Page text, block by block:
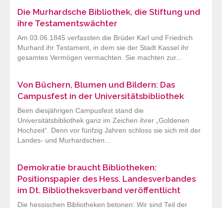
Die Murhardsche Bibliothek, die Stiftung und
ihre Testamentswächter
Am 03.06.1845 verfassten die Brüder Karl und Friedrich
Murhard ihr Testament, in dem sie der Stadt Kassel ihr
gesamtes Vermögen vermachten. Sie machten zur...
Von Büchern, Blumen und Bildern: Das
Campusfest in der Universitätsbibliothek
Beim diesjährigen Campusfest stand die
Universitätsbibliothek ganz im Zeichen ihrer „Goldenen
Hochzeit“. Denn vor fünfzig Jahren schloss sie sich mit der
Landes- und Murhardschen...
Demokratie braucht Bibliotheken:
Positionspapier des Hess. Landesverbandes
im Dt. Bibliotheksverband veröffentlicht
Die hessischen Bibliotheken betonen: Wir sind Teil der